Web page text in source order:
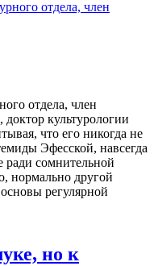
отдела, член
культурологии
что его никогда не
Эфесской, навсегда
ради сомнительной
нормально другой
регулярной
но к